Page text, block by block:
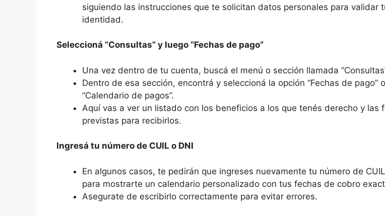
siguiendo las instrucciones que te solicitan datos personales para validar
identidad.
Seleccioná “Consultas” y luego “Fechas de pago”
Una vez dentro de tu cuenta, buscá el menú o sección llamada
Dentro de esa sección, encontrá y seleccioná la opción “Fechas de pago” o
“Calendario de pagos”.
Aquí vas a ver un listado con los beneficios a los que tenés derecho y las
previstas para recibirlos.
Ingresá tu número de CUIL o DNI
En algunos casos, te pedirán que ingreses nuevamente tu número de
para mostrarte un calendario personalizado con tus fechas de cobro
Asegurate de escribirlo correctamente para evitar errores.